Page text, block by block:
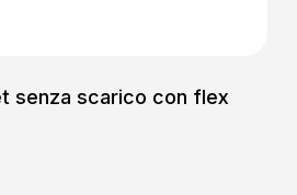
senza scarico con flex